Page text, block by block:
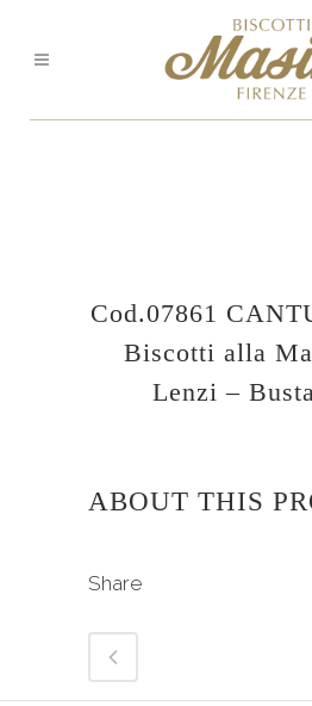
Cod.07861
Biscotti alla
Lenzi –
ABOUT THIS
Share